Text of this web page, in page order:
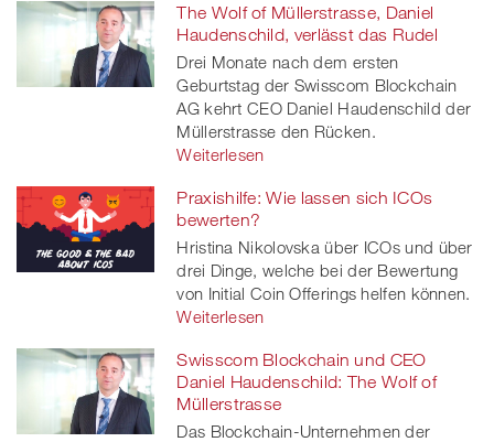
Facebook
on
twitt
er
linkedinXing
The Wolf of Müllerstrasse, Daniel
Haudenschild, verlässt das Rudel
Drei Monate nach dem ersten
Geburtstag der Swisscom Blockchain
AG kehrt CEO Daniel Haudenschild der
Müllerstrasse den Rücken.
Weiterlesen
Praxishilfe: Wie lassen sich ICOs
bewerten?
Hristina Nikolovska über ICOs und über
drei Dinge, welche bei der Bewertung
von Initial Coin Offerings helfen können.
Weiterlesen
Swisscom Blockchain und CEO
Daniel Haudenschild: The Wolf of
Müllerstrasse
Das Blockchain-Unternehmen der